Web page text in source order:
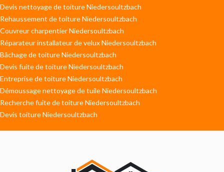
Devis nettoyage de toiture Niedersoultzbach
Rehaussement de toiture Niedersoultzbach
Couvreur charpentier Niedersoultzbach
Réparateur installateur de velux Niedersoultzbach
Bâchage de toiture Niedersoultzbach
Devis fuite de toiture Niedersoultzbach
Entreprise de toiture Niedersoultzbach
Démoussage nettoyage de tuile Niedersoultzbach
Recherche fuite de toiture Niedersoultzbach
Devis toiture Niedersoultzbach